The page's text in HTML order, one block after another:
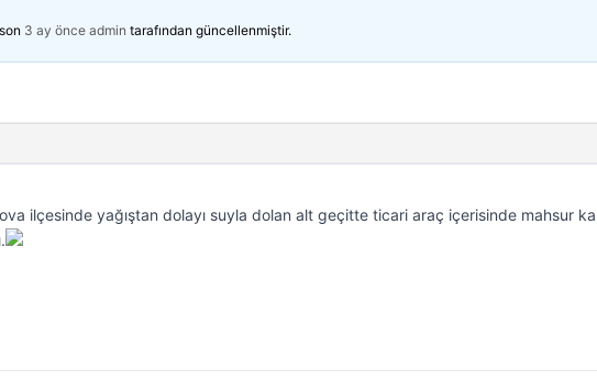
3 ay önce admin tarafından güncellenmiştir.
ilçesinde yağıştan dolayı suyla dolan alt geçitte ticari araç içerisinde mahsur